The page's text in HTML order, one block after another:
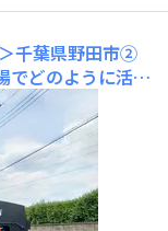
千葉県野田市②
でどのように活用
ら半導体装置の
たポイント＞過
れポイント＞こ